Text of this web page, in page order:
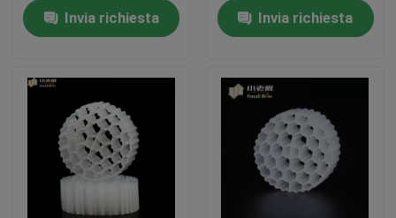
blog
Richieda una citazione
Medi filtranti MBBR
Bio- media di MBBR
Invia richiesta
Invia richiesta